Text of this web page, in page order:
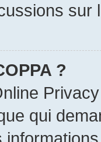
sur
?
qui